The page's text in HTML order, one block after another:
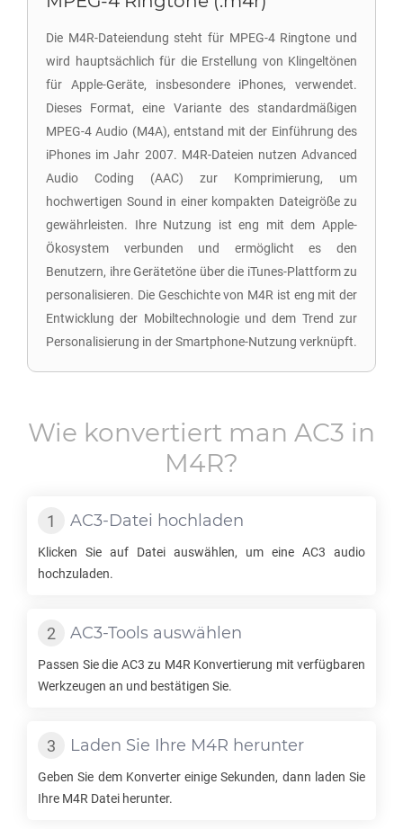
Die M4R-Dateiendung steht für MPEG-4 Ringtone und
wird hauptsächlich für die Erstellung von Klingeltönen
für Apple-Geräte, insbesondere iPhones, verwendet.
Dieses Format, eine Variante des standardmäßigen
MPEG-4 Audio (M4A), entstand mit der Einführung des
iPhones im Jahr 2007. M4R-Dateien nutzen Advanced
Audio Coding (AAC) zur Komprimierung, um
hochwertigen Sound in einer kompakten Dateigröße zu
gewährleisten. Ihre Nutzung ist eng mit dem Apple-
Ökosystem verbunden und ermöglicht es den
Benutzern, ihre Gerätetöne über die iTunes-Plattform zu
personalisieren. Die Geschichte von M4R ist eng mit der
Entwicklung der Mobiltechnologie und dem Trend zur
Personalisierung in der Smartphone-Nutzung verknüpft.
Wie konvertiert man AC3 in
M4R?
AC3-Datei hochladen
Klicken Sie auf Datei auswählen, um eine AC3 audio
hochzuladen.
AC3-Tools auswählen
Passen Sie die AC3 zu M4R Konvertierung mit verfügbaren
Werkzeugen an und bestätigen Sie.
Laden Sie Ihre M4R herunter
Geben Sie dem Konverter einige Sekunden, dann laden Sie
Ihre M4R Datei herunter.